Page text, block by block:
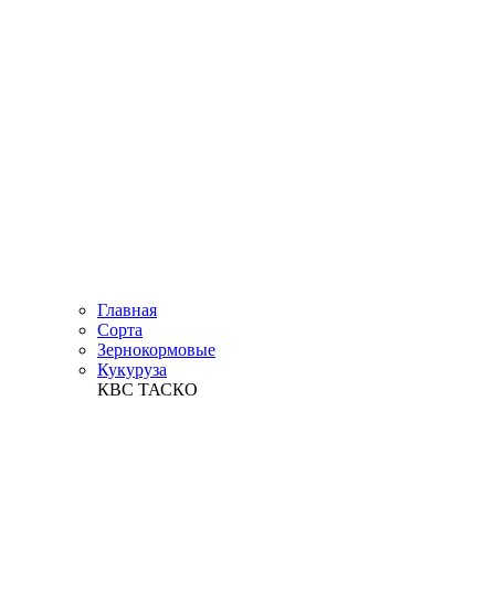
Главная
Сорта
Зернокормовые
Кукуруза
КВС ТАСКО